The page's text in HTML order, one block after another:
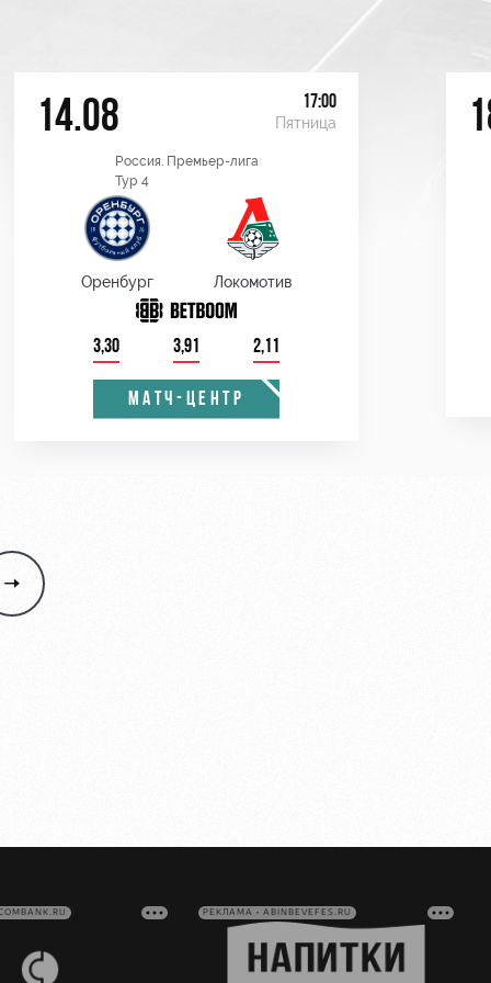
14.08 17:00
Пятница
Россия. Премьер-лига
Тур 4
Оренбург Локомотив
3,30 3,91 2,11
МАТЧ-ЦЕНТР
РЕКЛАМА • ABINBEVEFES.RU